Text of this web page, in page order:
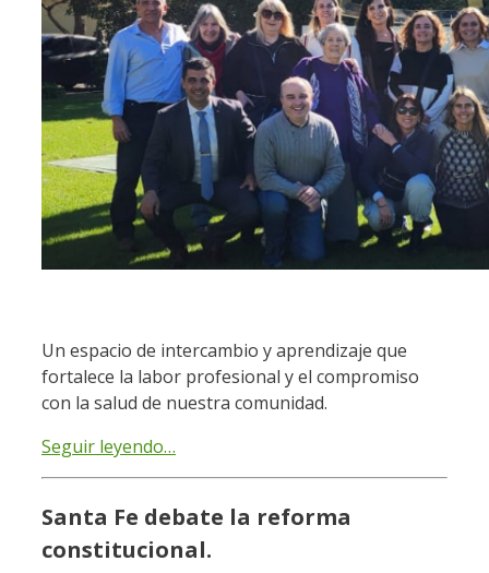
Un espacio de intercambio y aprendizaje que
fortalece la labor profesional y el compromiso
con la salud de nuestra comunidad.
Seguir leyendo…
Santa Fe debate la reforma
constitucional.